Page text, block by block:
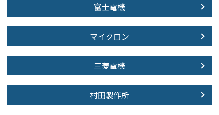
富士電機
マイクロン
三菱電機
村田製作所